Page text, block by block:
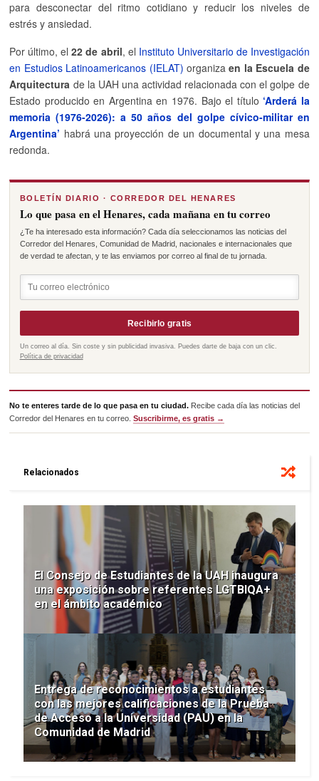
para desconectar del ritmo cotidiano y reducir los niveles de
estrés y ansiedad.
Por último, el22 de abril, el Instituto Universitario de Investigación
en Estudios Latinoamericanos (IELAT) organizaen la Escuela de
Arquitectura de la UAH una actividad relacionada con el golpe de
Estado producido en Argentina en 1976. Bajo el título ‘Arderá la
memoria (1976-2026): a 50 años del golpe cívico-militar en
Argentina’ habrá una proyección de un documental y una mesa
redonda.
BOLETÍN DIARIO · CORREDOR DEL HENARES
Lo que pasa en el Henares, cada mañana en tu correo
¿Te ha interesado esta información? Cada día seleccionamos las noticias del
Corredor del Henares, Comunidad de Madrid, nacionales e internacionales que
de verdad te afectan, y te las enviamos por correo al final de tu jornada.
Recibirlo gratis
Un correo al día. Sin coste y sin publicidad invasiva. Puedes darte de baja con un clic.
Política de privacidad
No te enteres tarde de lo que pasa en tu ciudad. Recibe cada día las noticias del
Corredor del Henares en tu correo.Suscribirme, es gratis →
Relacionados
El Consejo de Estudiantes de la UAH inaugura
una exposición sobre referentes LGTBIQA+
en el ámbito académico
Entrega de reconocimientos a estudiantes
con las mejores calificaciones de la Prueba
de Acceso a la Universidad (PAU) en la
Comunidad de Madrid